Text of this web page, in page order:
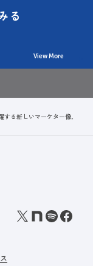
る
View More
する新しいマーケター像、